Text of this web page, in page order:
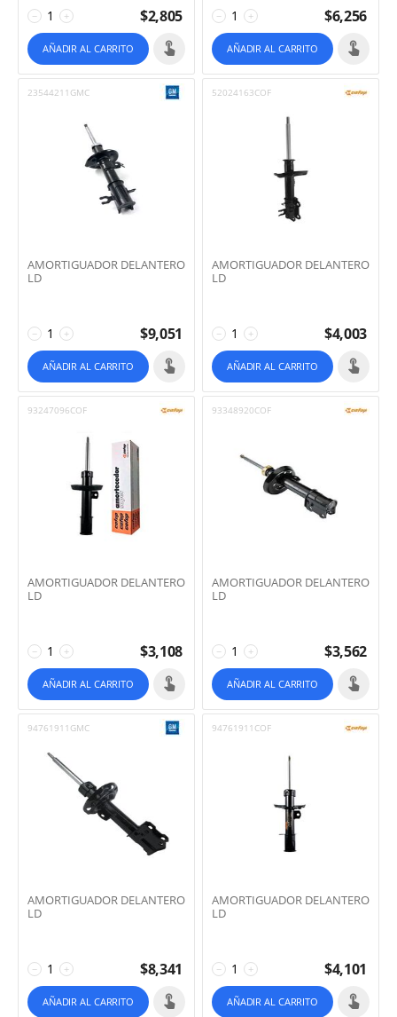
+
− $2,805
AÑADIR AL CARRITO
+
− $6,256
AÑADIR AL CARRITO
23544211GMC
AMORTIGUADOR DELANTERO
LD
+
− $9,051
AÑADIR AL CARRITO
52024163COF
AMORTIGUADOR DELANTERO
LD
+
− $4,003
AÑADIR AL CARRITO
93247096COF
AMORTIGUADOR DELANTERO
LD
+
− $3,108
AÑADIR AL CARRITO
93348920COF
AMORTIGUADOR DELANTERO
LD
+
− $3,562
AÑADIR AL CARRITO
94761911GMC
AMORTIGUADOR DELANTERO
LD
+
− $8,341
AÑADIR AL CARRITO
94761911COF
AMORTIGUADOR DELANTERO
LD
+
− $4,101
AÑADIR AL CARRITO